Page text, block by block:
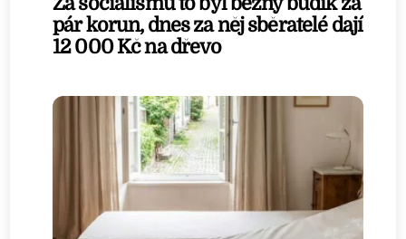
pár korun, dnes za něj sběratelé dají
12 000 Kč na dřevo